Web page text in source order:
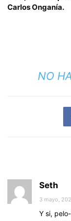
Carlos Onganía.
NO
Seth
3 mayo,
Y si,